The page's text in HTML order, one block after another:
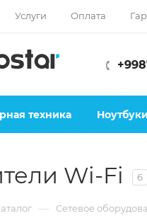
Услуги Оплата
техника
Wi-Fi 6
— Сетевое